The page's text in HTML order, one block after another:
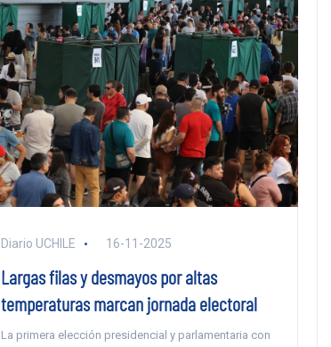
Diario UCHILE 16-11-2025
Largas filas y desmayos por altas
temperaturas marcan jornada electoral
La primera elección presidencial y parlamentaria con